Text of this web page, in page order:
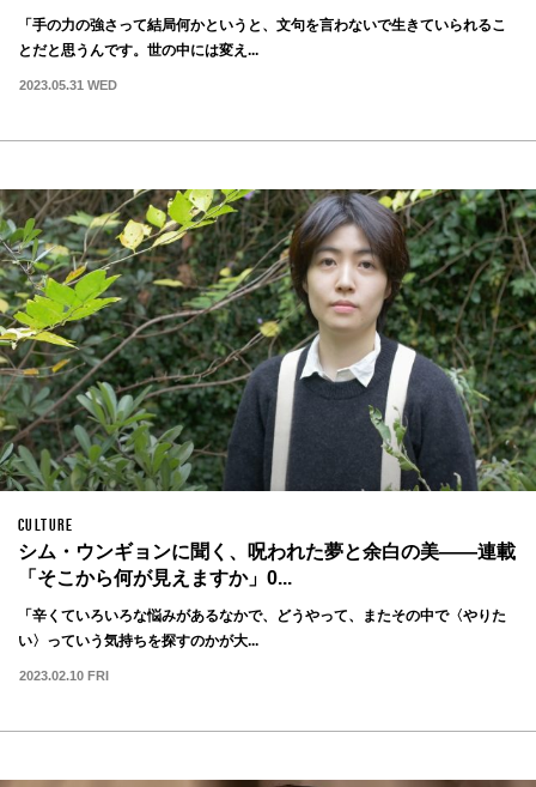
「手の力の強さって結局何かというと、文句を言わないで生きていられるこ
とだと思うんです。世の中には変え...
2023.05.31 WED
CULTURE
シム・ウンギョンに聞く、呪われた夢と余白の美——連載
「そこから何が見えますか」0...
「辛くていろいろな悩みがあるなかで、どうやって、またその中で〈やりた
い〉っていう気持ちを探すのかが大...
2023.02.10 FRI